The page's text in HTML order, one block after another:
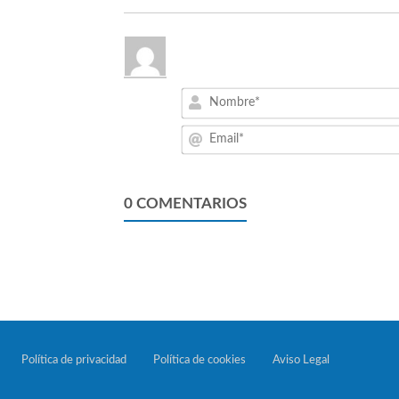
0 COMENTARIOS
Política de privacidad Política de cookies Aviso Legal